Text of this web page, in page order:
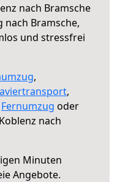
nach Bramsche
Bramsche,
und stressfrei
,
,
Fernumzug oder
nach
Minuten
Angebote.